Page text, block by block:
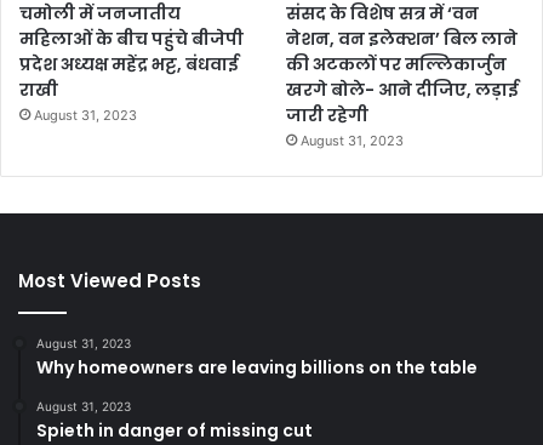
चमोली में जनजातीय
महिलाओं के बीच पहुंचे बीजेपी
प्रदेश अध्यक्ष महेंद्र भट्ट, बंधवाई
राखी
August 31, 2023
संसद के विशेष सत्र में ‘वन
नेशन, वन इलेक्शन’ बिल लाने
की अटकलों पर मल्लिकार्जुन
खरगे बोले- आने दीजिए, लड़ाई
जारी रहेगी
August 31, 2023
Most Viewed Posts
August 31, 2023
Why homeowners are leaving billions on the table
August 31, 2023
Spieth in danger of missing cut